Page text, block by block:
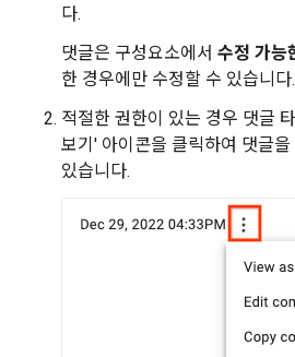
다.
댓글은 구성요소에서 수정 가능
한 경우에만 수정할 수 있습니다.
적절한 권한이 있는 경우 댓글
보기' 아이콘을 클릭하여 댓글
있습니다.